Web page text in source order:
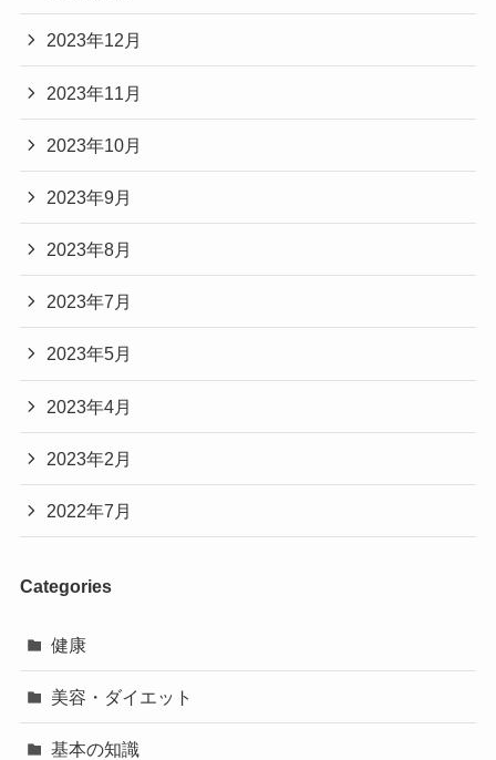
2023年12月
2023年11月
2023年10月
2023年9月
2023年8月
2023年7月
2023年5月
2023年4月
2023年2月
2022年7月
Categories
健康
美容・ダイエット
基本の知識